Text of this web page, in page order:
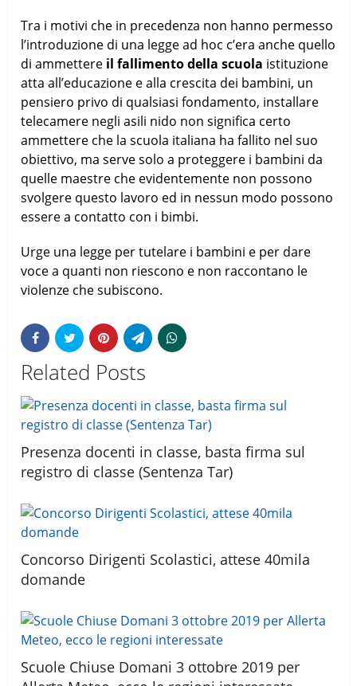
Tra i motivi che in precedenza non hanno permesso
l’introduzione di una legge ad hoc c’era anche quello
di ammettere il fallimento della scuola istituzione
atta all’educazione e alla crescita dei bambini, un
pensiero privo di qualsiasi fondamento, installare
telecamere negli asili nido non significa certo
ammettere che la scuola italiana ha fallito nel suo
obiettivo, ma serve solo a proteggere i bambini da
quelle maestre che evidentemente non possono
svolgere questo lavoro ed in nessun modo possono
essere a contatto con i bimbi.
Urge una legge per tutelare i bambini e per dare
voce a quanti non riescono e non raccontano le
violenze che subiscono.
Related Posts
Presenza docenti in classe, basta firma sul
registro di classe (Sentenza Tar)
Concorso Dirigenti Scolastici, attese 40mila
domande
Scuole Chiuse Domani 3 ottobre 2019 per